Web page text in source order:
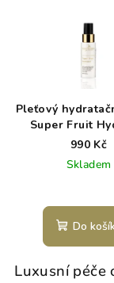
Pleťový
Super Fruit
990 Kč
Skladem
Do
Luxusní péče